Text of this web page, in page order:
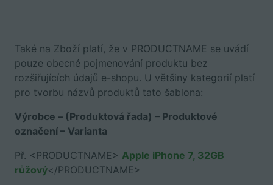
Také na Zboží platí, že v PRODUCTNAME se uvádí
pouze obecné pojmenování produktu bez
rozšiřujících údajů e-shopu. U většiny kategorií platí
pro tvorbu názvů produktů tato šablona:
Výrobce – (Produktová řada) – Produktové
označení – Varianta
Př. <PRODUCTNAME> Apple iPhone 7, 32GB
růžový</PRODUCTNAME>